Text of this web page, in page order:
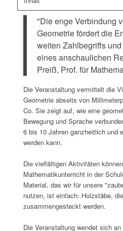
"Die enge Verbindung
Geometrie fördert die
weiten Zahlbegriffs
eines anschaulichen
Preiß, Prof. für
Die Veranstaltung vermittelt die
Geometrie abseits von
Co. Sie zeigt auf, wie eine
Bewegung und Sprache
6 bis 10 Jahren ganzheitlich und
werden kann.
Die vielfältigen Aktivitäten
Mathematikunterricht in der
Material, das wir für unsere
nutzen, ist einfach: Holzstäbe,
zusammengesteckt werden.
Die Veranstaltung wendet sich